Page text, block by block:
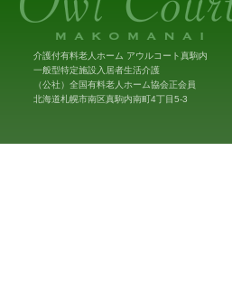
介護付有料老人ホーム アウルコート真駒内
一般型特定施設入居者生活介護
（公社）全国有料老人ホーム協会正会員
北海道札幌市南区真駒内南町4丁目5-3